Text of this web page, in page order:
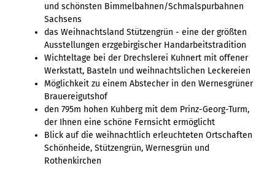
Hambur
Menü -
Variante
3
Hambur
Menü -
Variante
Variante 0
Variante 1
Kachel &
Übersicht
3er-Raster
4er-Raster
Kachel-Slider
Link-Liste
Mediengalerie
Übersicht
Variante 0
Variante 2
Variante 3
Mini-Teaser
Tabelle
Text und
Ergebnisliste
Filter zu Höhen
Ergebnisliste:
individueller Filter
"beste Reisezeit"
Übersicht
Intelligenz trifft
Der KI-Wizard und
KI-Checker in
one.data
Übersicht
Variante 1
destination.epaper
destination.guestcard
destination.highlight
destination.html
destination.language
destination.login
destination.teaserwall
destination.tide
destination.topspot
Variante 0
Variante 1
Übersicht
Variante 0
Variante 1
destination.weather
Übersicht
Variante 0
destination.youtube
und schönsten Bimmelbahnen/Schmalspurbahnen
Sachsens
das Weihnachtsland Stützengrün - eine der größten
Ausstellungen erzgebirgischer Handarbeitstradition
Wichteltage bei der Drechslerei Kuhnert mit offener
Werkstatt, Basteln und weihnachtslichen Leckereien
Möglichkeit zu einem Abstecher in den Wernesgrüner
Brauereigutshof
den 795m hohen Kuhberg mit dem Prinz-Georg-Turm,
der Ihnen eine schöne Fernsicht ermöglicht
Blick auf die weihnachtlich erleuchteten Ortschaften
Schönheide, Stützengrün, Wernesgrün und
Rothenkirchen